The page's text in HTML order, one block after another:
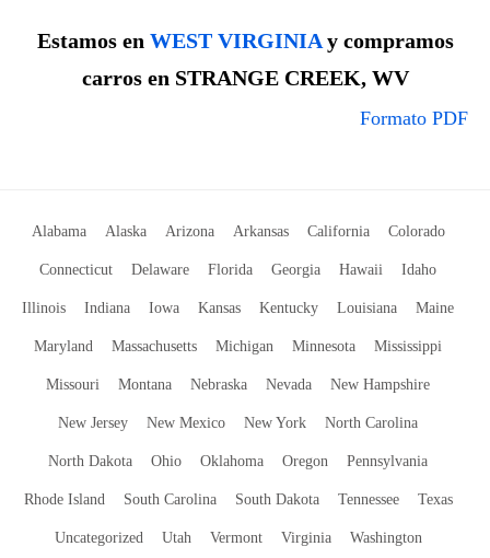
Estamos en WEST VIRGINIAy compramos
carros en STRANGE CREEK, WV
Formato PDF
Alabama Alaska Arizona Arkansas California Colorado
Connecticut Delaware Florida Georgia Hawaii Idaho
Illinois Indiana Iowa Kansas Kentucky Louisiana Maine
Maryland Massachusetts Michigan Minnesota Mississippi
Missouri Montana Nebraska Nevada New Hampshire
New Jersey New Mexico New York North Carolina
North Dakota Ohio Oklahoma Oregon Pennsylvania
Rhode Island South Carolina South Dakota Tennessee Texas
Uncategorized Utah Vermont Virginia Washington